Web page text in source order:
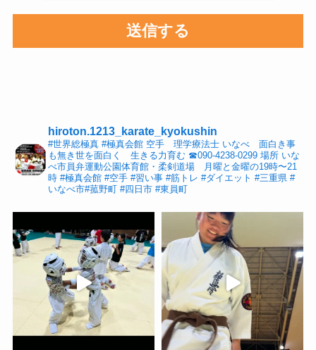
hiroton.1213_karate_kyokushin
#世界総極真 #極真会館 空手 理学療法士 いなべ 面白き事
も無き世を面白く 生きる力育む☎︎090-4238-0299場所 いな
べ市員弁運動公園体育館・柔剣道場 月曜と金曜の19時〜21
時#極真会館 #空手 #習い事 #筋トレ #ダイエット #三重県 #
いなべ市#菰野町 #四日市 #東員町